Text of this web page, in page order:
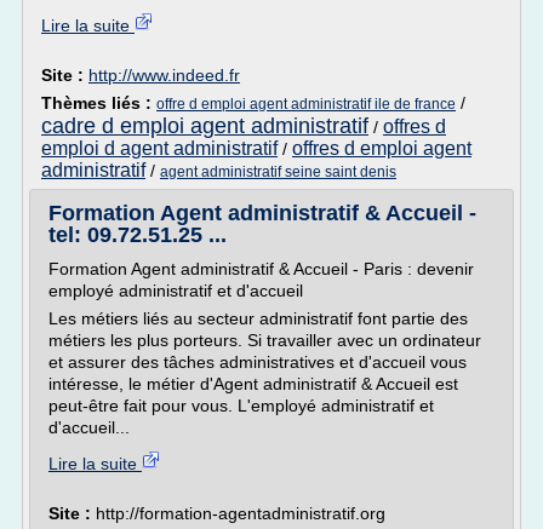
Lire la suite
Site : http://www.indeed.fr
Thèmes liés : offre d emploi agent administratif ile de france /
cadre d emploi agent administratif / offres d
emploi d agent administratif/ offres d emploi agent
administratif/ agent administratif seine saint denis
Formation Agent administratif & Accueil -
tel: 09.72.51.25 ...
Formation Agent administratif & Accueil - Paris : devenir
employé administratif et d'accueil
Les métiers liés au secteur administratif font partie des
métiers les plus porteurs. Si travailler avec un ordinateur
et assurer des tâches administratives et d'accueil vous
intéresse, le métier d'Agent administratif & Accueil est
peut-être fait pour vous. L'employé administratif et
d'accueil...
Lire la suite
Site : http://formation-agentadministratif.org